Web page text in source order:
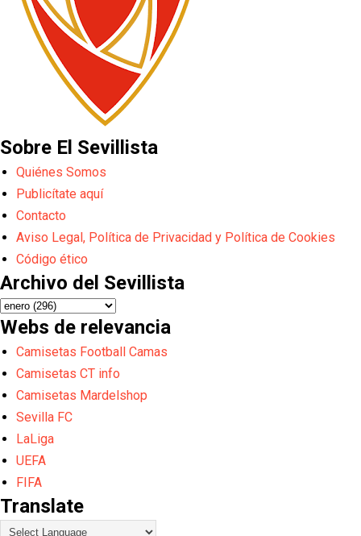
Sobre El Sevillista
Quiénes Somos
Publicítate aquí
Contacto
Aviso Legal, Política de Privacidad y Política de Cookies
Código ético
Archivo del Sevillista
Webs de relevancia
Camisetas Football Camas
Camisetas CT info
Camisetas Mardelshop
Sevilla FC
LaLiga
UEFA
FIFA
Translate